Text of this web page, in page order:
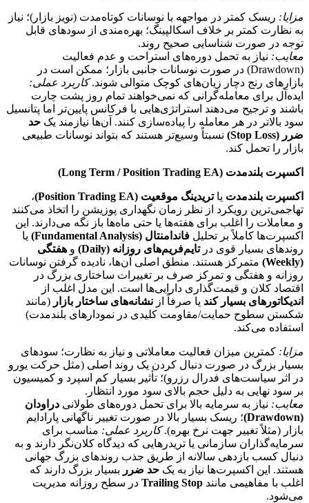
مزایا: ریسک کمتر در مواجهه با نوسانات کوتاه‌مدت (نویز بازار)؛ نیاز
به نظارت کمتر بر خلاف اسکالپینگ؛ بهره‌مندی از سودهای قابل
توجه در صورت شناسایی صحیح روند.
معایب: نیاز به تحمل دوره‌های استراحت و عدم فعالیت
(Drawdown) در صورت نوسانات جانبی بازار؛ ممکن است در
بازارهای رنج دچار زیان‌های کوچک متوالی شوند.کاربرد عملی:
ایده‌آل برای معامله‌گرانی که نمی‌خواهند تمام روز پشت چارت
باشند و ترجیح می‌دهند استراتژی‌هایی با فرکانس پایین‌تر اما پتانسیل
سود بالاتر در هر معامله را پیاده‌سازی کنند. آن‌ها نیازمند یک حد
ضرر (Stop Loss)
نسبتاً وسیع‌تر هستند که بتواند نوسانات طبیعی
بازار را تحمل کند.
اکسپرت بلندمدت (Long Term / Position Trading EA)
اکسپرت بلندمدت یاتریدینگ موقعیت (Position Trading EA)
،
تهاجمی‌ترین رویکرد از نظر زمان نگهداری پوزیشن را اتخاذ می‌کنند
و معاملات را اغلب برای هفته‌ها یا حتی ماه‌ها باز نگه می‌دارند. این
اکسپرت‌ها کاملاً بر تحلیل فاندامنتال (Fundamental Analysis)
یا
روندهای بسیار قوی درتایم‌فریم‌های روزانه (Daily) و هفتگی
(Weekly)
متمرکز هستند. منطق اصلی آن‌ها، نادیده گرفتن نوسانات
روزانه و هفتگی و تمرکز صرف بر تغییرات ساختاری بزرگ در
اقتصاد کلان و قیمت‌گذاری دارایی‌ها است. این مدل اغلب از
اندیکاتورهای بسیار کند یا صرفاً از نشانه‌های ساختار بازار (مانند
شکستن سطوح حمایت/مقاومت کلیدی در نمودارهای بلندمدت)
استفاده می‌کند.
مزایا: کمترین میزان فعالیت معاملاتی و نیاز به نظارت؛ سودهای
بسیار بزرگ در صورت دنبال کردن یک روند اصلی (مثل حرکت یورو
در اثر سیاست‌های فدرال رزرو)؛ تأثیر بسیار کم اسپرد و کمیسیون
بر سود نهایی به دلیل حجم بالای سود مورد انتظار.
معایب: نیاز به سرمایه بالا برای تحمل دوره‌های طولانی دراودان
(Drawdown)
؛ ریسک بسیار بالا در صورت تغییر ناگهانی پارادایم
بازار (مثلاً تغییر جهت نرخ بهره).کاربرد عملی: مناسب برای
سرمایه‌گذاران سازمانی یا تریدرهایی که دیدگاه کلان‌نگر دارند و به
دنبال کسب بازدهی سالانه از طریق جذب روندهای بزرگ جهانی
هستند. این اکسپرت‌ها نیاز به یک حد ضرر بسیار بزرگ دارند که
اغلب با مفاهیمی مانند Trailing Stop در سطح روزانه مدیریت
می‌شود.